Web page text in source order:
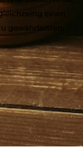
einen
gewährleisten.